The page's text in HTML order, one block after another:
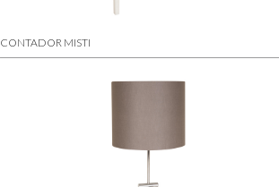
CONTADOR MISTI